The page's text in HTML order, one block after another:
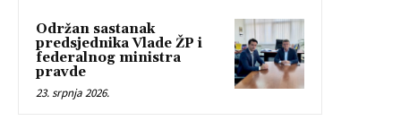
Održan sastanak
predsjednika Vlade ŽP i
federalnog ministra
pravde
23. srpnja 2026.